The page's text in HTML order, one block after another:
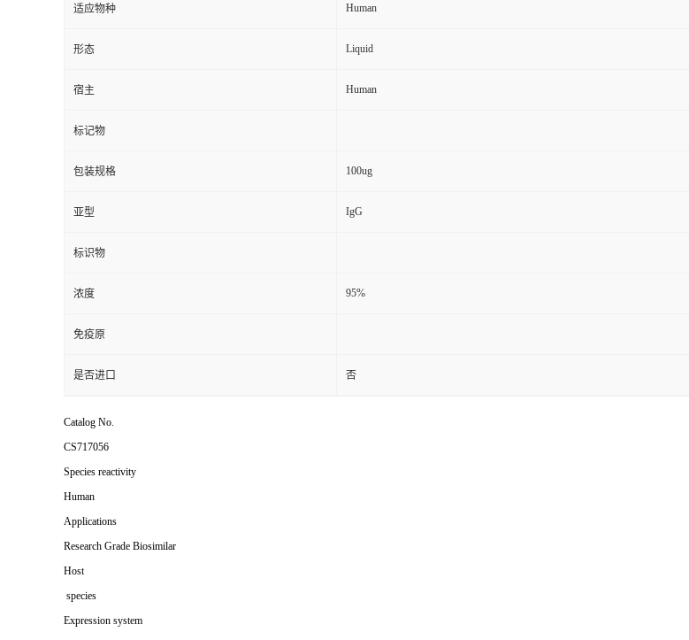
适应物种 Human
形态 Liquid
宿主 Human
标记物
包装规格 100ug
亚型 IgG
标识物
浓度 95%
免疫原
是否进口 否
Catalog No.
CS717056
Species reactivity
Human
Applications
Research Grade Biosimilar
Host
species
Expression system